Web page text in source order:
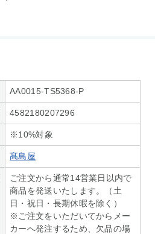
AA0015-TS5368-P
4582180207296
※10%対象
髙島屋
ご注文から通常14営業日以内で
商品を発送いたします。（土
日・祝日・長期休暇を除く）
※ご注文をいただいてからメー
カーへ発注するため、欠品の場